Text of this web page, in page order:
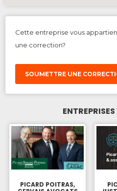
Cette entreprise vous
une correction?
SOUMETTRE UNE
PICARD POITRAS,